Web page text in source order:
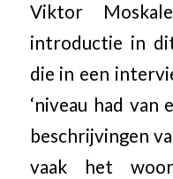
Viktor
introductie in
die in een
‘niveau had van
beschrijvingen
vaak het